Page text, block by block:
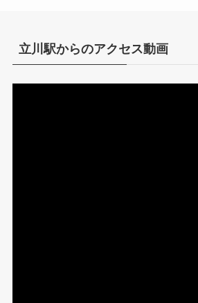
立川駅からのアクセス動画